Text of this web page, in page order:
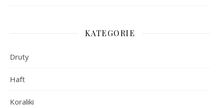
KATEGORIE
Druty
Haft
Koraliki